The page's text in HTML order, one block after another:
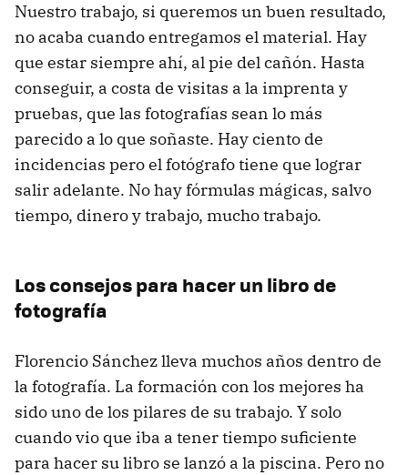
Nuestro trabajo, si queremos un buen resultado,
no acaba cuando entregamos el material. Hay
que estar siempre ahí, al pie del cañón. Hasta
conseguir, a costa de visitas a la imprenta y
pruebas, que las fotografías sean lo más
parecido a lo que soñaste. Hay ciento de
incidencias pero el fotógrafo tiene que lograr
salir adelante. No hay fórmulas mágicas, salvo
tiempo, dinero y trabajo, mucho trabajo.
Los consejos para hacer un libro de
fotografía
Florencio Sánchez lleva muchos años dentro de
la fotografía. La formación con los mejores ha
sido uno de los pilares de su trabajo. Y solo
cuando vio que iba a tener tiempo suficiente
para hacer su libro se lanzó a la piscina. Pero no